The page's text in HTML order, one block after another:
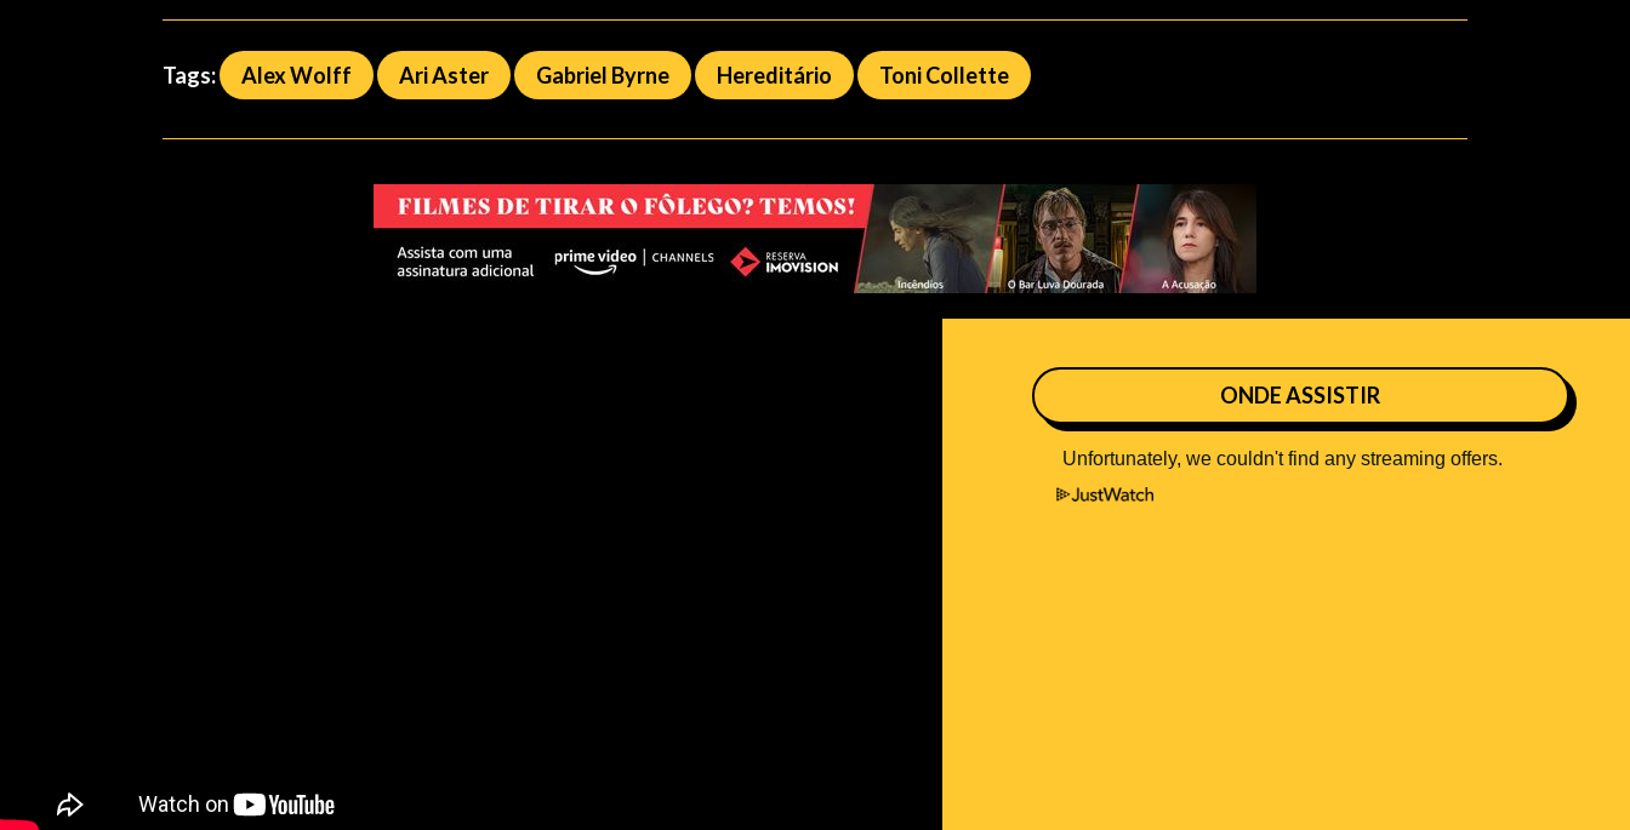
Tags: Alex Wolff Ari Aster Gabriel Byrne Hereditário Toni Collette
ONDE ASSISTIR